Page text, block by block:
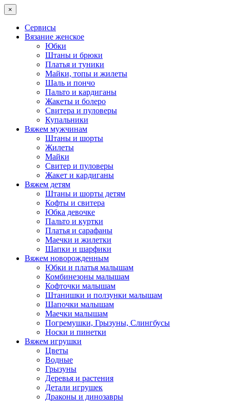
×
Сервисы
Вязание женское
Юбки
Штаны и брюки
Платья и туники
Майки, топы и жилеты
Шаль и пончо
Пальто и кардиганы
Жакеты и болеро
Свитера и пуловеры
Купальники
Вяжем мужчинам
Штаны и шорты
Жилеты
Майки
Свитер и пуловеры
Жакет и кардиганы
Вяжем детям
Штаны и шорты детям
Кофты и свитера
Юбка девочке
Пальто и куртки
Платья и сарафаны
Маечки и жилетки
Шапки и шарфики
Вяжем новорожденным
Юбки и платья малышам
Комбинезоны малышам
Кофточки малышам
Штанишки и ползунки малышам
Шапочки малышам
Маечки малышам
Погремушки, Грызуны, Слингбусы
Носки и пинетки
Вяжем игрушки
Цветы
Водные
Грызуны
Деревья и растения
Детали игрушек
Драконы и динозавры